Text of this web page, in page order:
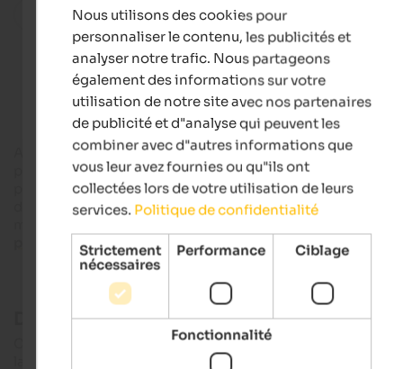
Toutes les localités de la région
Accommodations in Altrei
Anterivo est la seulecommune de la vallée de Fleimsà faire
partie du Tyrol du Sud et non du Trentin. Une route sinueuse
Oraet monte par le col de San Lugano jusqu'à ce
de montagne pittoresque, situé sur une terrasse de moyenne
patrimoine naturel mondial de l'UNESCO
Dans le parc naturel de Trudner Corno
parc naturel de Monte Corno
la nature trouveront la faune et la flore les plus diversifiées de
Nous utilisons des cookies pour
personnaliser le contenu, les publicités et
analyser notre trafic. Nous partageons
également des informations sur votre
utilisation de notre site avec nos partenaires
de publicité et d"analyse qui peuvent les
combiner avec d"autres informations que
vous leur avez fournies ou qu"ils ont
collectées lors de votre utilisation de leurs
services. Politique de confidentialité
Strictement
nécessaires
Performance Ciblage
Fonctionnalité